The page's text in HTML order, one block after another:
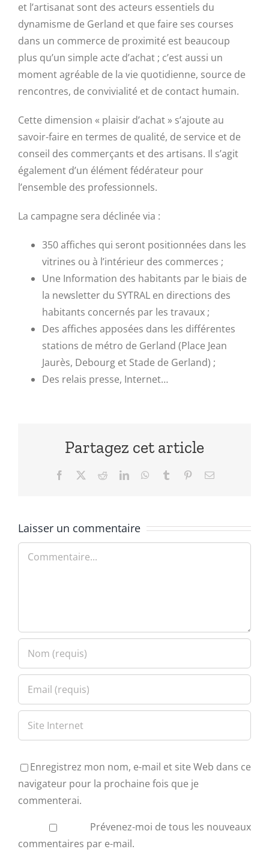
et l’artisanat sont des acteurs essentiels du
dynamisme de Gerland et que faire ses courses
dans un commerce de proximité est beaucoup
plus qu’un simple acte d’achat ; c’est aussi un
moment agréable de la vie quotidienne, source de
rencontres, de convivialité et de contact humain.
Cette dimension « plaisir d’achat » s’ajoute au
savoir-faire en termes de qualité, de service et de
conseil des commerçants et des artisans. Il s’agit
également d’un élément fédérateur pour
l’ensemble des professionnels.
La campagne sera déclinée via :
350 affiches qui seront positionnées dans les
vitrines ou à l’intérieur des commerces ;
Une Information des habitants par le biais de
la newsletter du SYTRAL en directions des
habitants concernés par les travaux ;
Des affiches apposées dans les différentes
stations de métro de Gerland (Place Jean
Jaurès, Debourg et Stade de Gerland) ;
Des relais presse, Internet…
Partagez cet article
Facebook RedditLinkedInWhatsApp
Tumblr PinterestEmail
Laisser un commentaire
Commentaire
Enregistrez mon nom, e-mail et site Web dans ce
navigateur pour la prochaine fois que je
commenterai.
Prévenez-moi de tous les nouveaux
commentaires par e-mail.